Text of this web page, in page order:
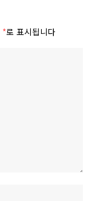
*로 표시됩니다